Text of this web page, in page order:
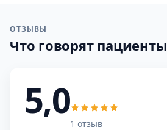
ОТЗЫВЫ
Что говорят пациенты
5,0
1 отзыв